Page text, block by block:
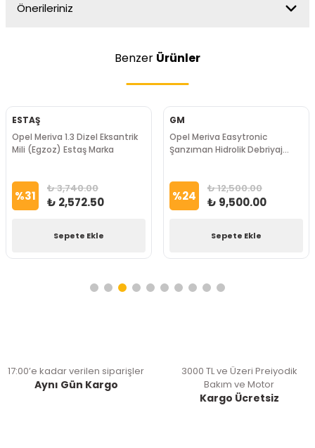
Önerileriniz
Benzer Ürünler
ESTAŞ
Opel Meriva 1.3 Dizel Eksantrik
Mili (Egzoz) Estaş Marka
%31 ₺ 3,740.00
₺ 2,572.50
Sepete Ekle
GM
Opel Meriva Easytronic
Şanzıman Hidrolik Debriyaj
%24 ₺ 12,500.00
₺ 9,500.00
Sepete Ekle
17:00’e kadar verilen siparişler
Aynı Gün Kargo
3000 TL ve Üzeri Preiyodik
Bakım ve Motor
Kargo Ücretsiz